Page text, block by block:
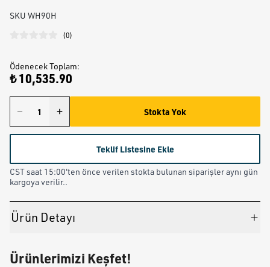
SKU WH90H
(0)
Ödenecek Toplam:
₺ 10,535.90
Stokta Yok
Teklif Listesine Ekle
CST saat 15:00'ten önce verilen stokta bulunan siparişler aynı gün
kargoya verilir..
Ürün Detayı
Ürünlerimizi Keşfet!